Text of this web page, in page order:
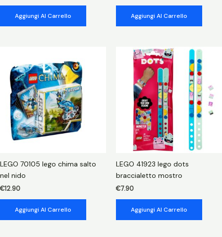
Aggiungi Al Carrello Aggiungi Al Carrello
LEGO 70105 lego chima salto
nel nido
€12.90
Aggiungi Al Carrello
LEGO 41923 lego dots
braccialetto mostro
€7.90
Aggiungi Al Carrello